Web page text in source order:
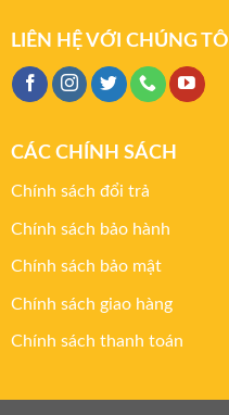
LIÊN HỆ VỚI CHÚNG TÔI
CÁC CHÍNH SÁCH
Chính sách đổi trả
Chính sách bảo hành
Chính sách bảo mật
Chính sách giao hàng
Chính sách thanh toán